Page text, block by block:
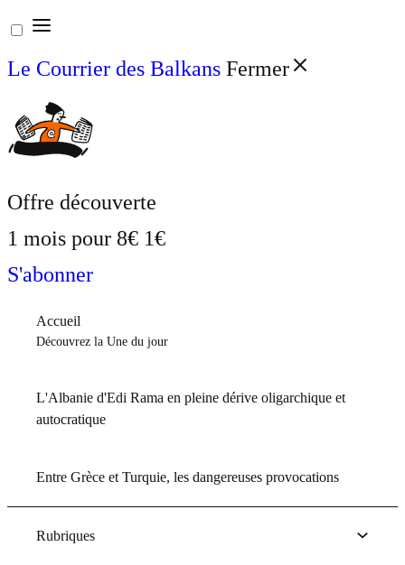
Aller
au
contenu
Le Courrier des Balkans Fermer
Offre découverte
1 mois pour 8€ 1€
S'abonner
Accueil
Découvrez la Une du jour
L'Albanie d'Edi Rama en pleine dérive oligarchique et
autocratique
Entre Grèce et Turquie, les dangereuses provocations
Rubriques